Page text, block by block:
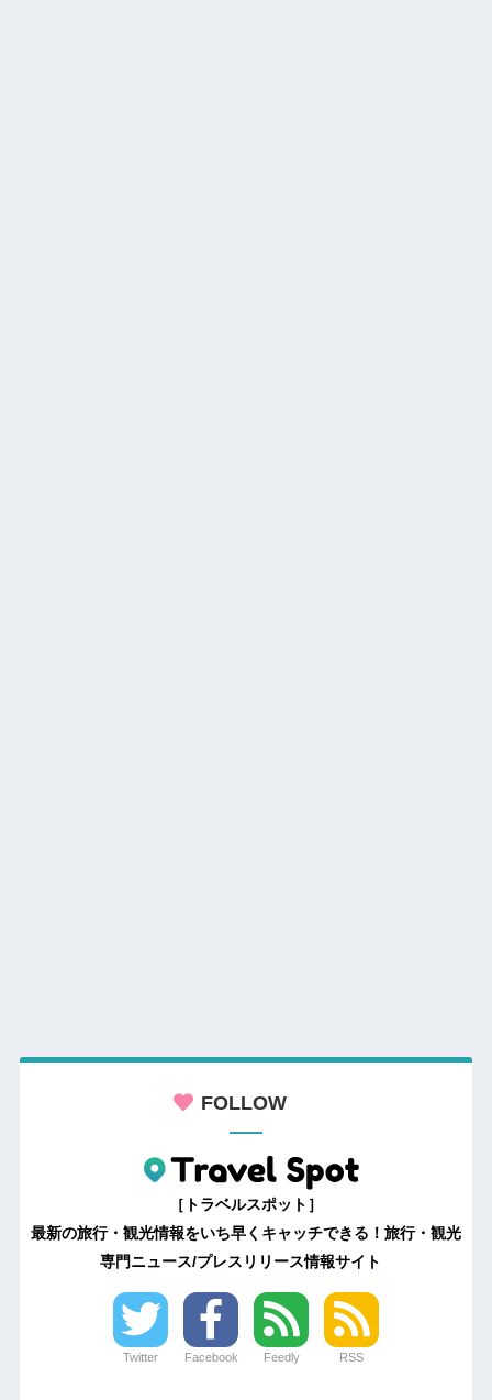
FOLLOW
［トラベルスポット］
最新の旅行・観光情報をいち早くキャッチできる！旅行・観光
専門ニュース/プレスリリース情報サイト
Twitter Facebook Feedly RSS